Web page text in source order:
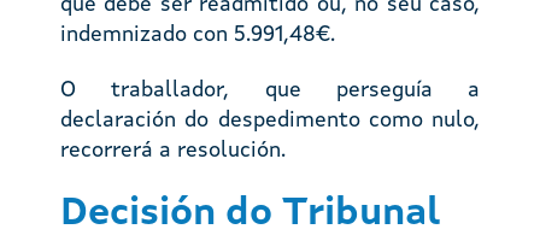
que debe ser readmitido ou, no seu caso,
indemnizado con 5.991,48€.
O traballador, que perseguía a
declaración do despedimento como nulo,
recorrerá a resolución.
Decisión do Tribunal